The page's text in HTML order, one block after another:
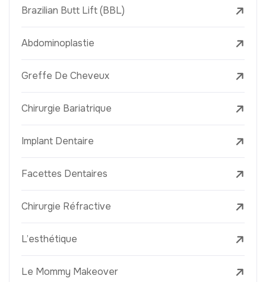
Brazilian Butt Lift (BBL)
Abdominoplastie
Greffe De Cheveux
Chirurgie Bariatrique
Implant Dentaire
Facettes Dentaires
Chirurgie Réfractive
L’esthétique
Le Mommy Makeover